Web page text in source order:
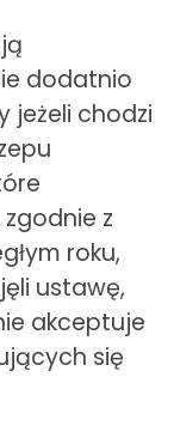
dodatnio
jeżeli chodzi
z
roku,
ustawę,
akceptuje
się